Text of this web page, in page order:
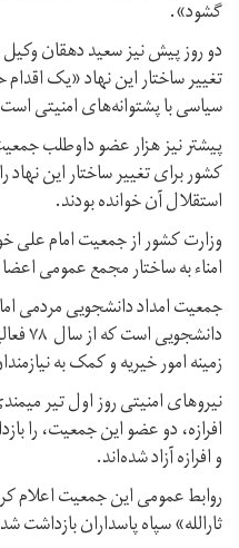
گشود».
دو روز پیش نیز سعید دهقان
تغییر ساختار این نهاد «یک
سیاسی با پشتوانه‌های امنیتی
کشور برای تغییر ساختار این
استقلال آن خوانده بودند.
وزارت کشور از جمعیت امام علی
امناء به ساختار مجمع عمومی
جمعیت امداد دانشجویی مردمی
زمینه امور خیریه و کمک به
نیروهای امنیتی روز اول تیر
افرازه، دو عضو این جمعیت، را
و افرازه آزاد شده‌اند.
روابط عمومی این جمعیت اعلام
ثارالله» سپاه پاسداران بازداشت